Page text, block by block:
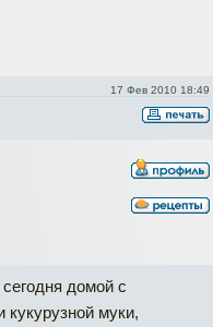
17 Фев 2010 18:49
домой с
кукурузной муки,